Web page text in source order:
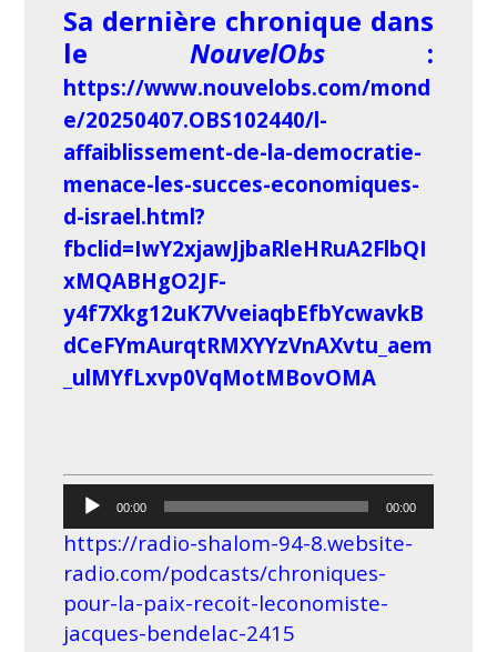
Sa dernière chronique dans
le NouvelObs :
https://www.nouvelobs.com/mond
e/20250407.OBS102440/l-
affaiblissement-de-la-democratie-
menace-les-succes-economiques-
d-israel.html?
fbclid=IwY2xjawJjbaRleHRuA2FlbQI
xMQABHgO2JF-
y4f7Xkg12uK7VveiaqbEfbYcwavkB
dCeFYmAurqtRMXYYzVnAXvtu_aem
_ulMYfLxvp0VqMotMBovOMA
Lecteur
audio
00:00 00:00
https://radio-shalom-94-8.website-
radio.com/podcasts/chroniques-
pour-la-paix-recoit-leconomiste-
jacques-bendelac-2415